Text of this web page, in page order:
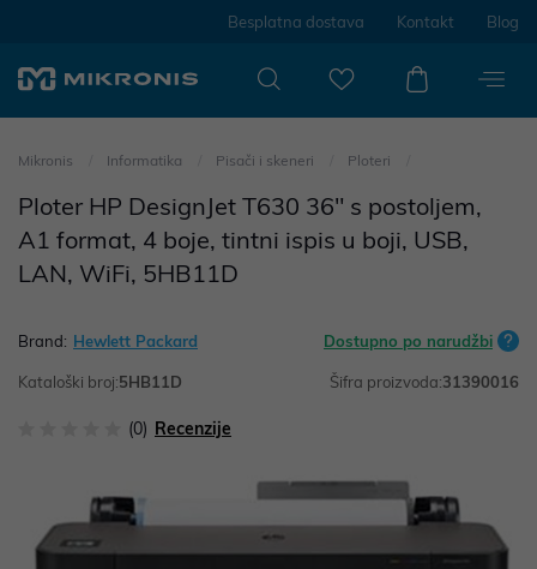
Besplatna dostava Kontakt Blog
Mikronis Informatika Pisači i skeneri Ploteri
Ploter HP DesignJet T630 36" s postoljem,
A1 format, 4 boje, tintni ispis u boji, USB,
LAN, WiFi, 5HB11D
Brand: Hewlett Packard Dostupno po narudžbi
Kataloški broj:5HB11D Šifra proizvoda:31390016
(0) Recenzije